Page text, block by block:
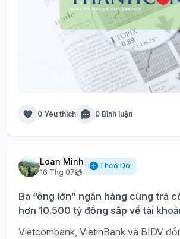
0 Yêu thích 0 Bình luận
Loan Minh
16 Thg 07
Theo Dõi
Ba “ông lớn” ngân hàng cùng trả
hơn 10.500 tỷ đồng sắp về tài
Vietcombank, VietinBank và BIDV